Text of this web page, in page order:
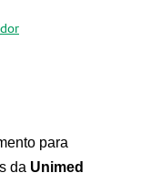
para
da Unimed